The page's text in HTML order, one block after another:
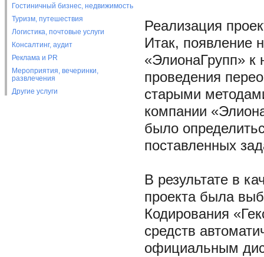
Гостиничный бизнес, недвижимость
Туризм, путешествия
Логистика, почтовые услуги
Консалтинг, аудит
Реклама и PR
Мероприятия, вечеринки,
развлечения
Другие услуги
Реализация
Итак, появление
«ЭлионаГрупп» к
проведения
старыми
компании
было
поставленных
В результате в
проекта была
Кодирования
средств
официальным